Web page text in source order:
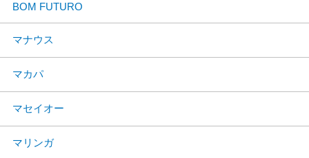
BOM FUTURO
マナウス
マカパ
マセイオー
マリンガ